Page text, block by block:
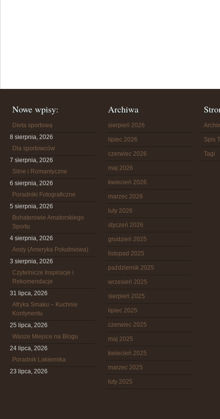
Nowe wpisy:
Dieta sportowa
8 sierpnia, 2026
Dla sportowców
7 sierpnia, 2026
Silne i Romantyczne
6 sierpnia, 2026
Poradniki Fotograficzne
5 sierpnia, 2026
Bohaterowie Amatorskiego
Sportu
4 sierpnia, 2026
Andy (Ameryka Południowa)
3 sierpnia, 2026
Czytelnicze Inspiracje i
Rekomendacje
31 lipca, 2026
Afryka Smaku – Kuchnie
Kontynentu
25 lipca, 2026
Wasze Miejsce na Blogu
24 lipca, 2026
Poradnik Lakiernika
23 lipca, 2026
Archiwa
sierpień 2026
lipiec 2026
czerwiec 2026
maj 2026
kwiecień 2026
marzec 2026
luty 2026
styczeń 2026
grudzień 2025
listopad 2025
październik 2025
wrzesień 2025
sierpień 2025
lipiec 2025
czerwiec 2025
maj 2025
kwiecień 2025
marzec 2025
luty 2025
Spis
Tagi